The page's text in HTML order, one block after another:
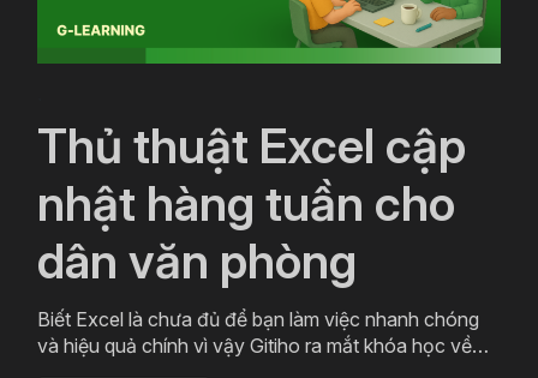
Thủ thuật Excel cập
nhật hàng tuần cho
dân văn phòng
Biết Excel là chưa đủ để bạn làm việc nhanh chóng
và hiệu quả chính vì vậy Gitiho ra mắt khóa học về